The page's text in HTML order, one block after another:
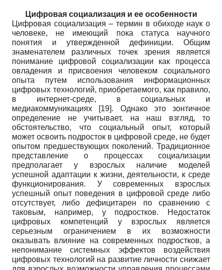
Цифровая социализация и ее особенности
Цифровая социализация – термин в обиходе наук о
человеке, не имеющий пока статуса научного
понятия и утвержденной дефиниции. Общим
знаменателем различных точек зрения является
понимание цифровой социализации как процесса
овладения и присвоения человеком социального
опыта путем использования информационных
цифровых технологий, приобретаемого, как правило,
в интернет-среде, в социальных и
медиакоммуникациях
[19]. Однако это зонтичное
определение не учитывает, на наш взгляд, то
обстоятельство, что социальный опыт, который
может освоить подросток в цифровой среде, не будет
опытом предшествующих поколений. Традиционное
представление о процессах социализации
предполагает у взрослых наличие моделей
успешной адаптации к жизни, деятельности, к среде
функционирования. У современных взрослых
успешный опыт поведения в цифровой среде либо
отсутствует, либо дефицитарен по сравнению с
таковым, например, у подростков. Недостаток
цифровых компетенций у взрослых является
серьезным ограничением в их возможности
оказывать влияние на современных подростков, а
непонимание системных эффектов воздействия
цифровых технологий на развитие личности снижает